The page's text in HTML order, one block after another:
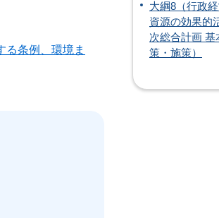
る条例、環境ま
大綱8（行政
資源の効果的
次総合計画 基
策・施策）